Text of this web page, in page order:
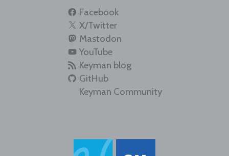
Facebook
X/Twitter
Mastodon
YouTube
Keyman blog
GitHub
Keyman Community